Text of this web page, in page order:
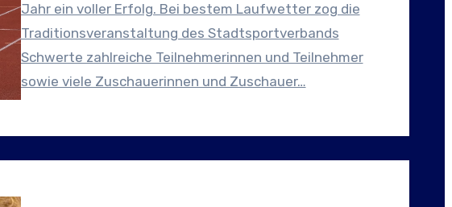
Jahr ein voller Erfolg. Bei bestem Laufwetter zog die
Traditionsveranstaltung des Stadtsportverbands
Schwerte zahlreiche Teilnehmerinnen und Teilnehmer
sowie viele Zuschauerinnen und Zuschauer…